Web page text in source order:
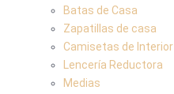
Batas de Casa
Zapatillas de casa
Camisetas de Interior
Lencería Reductora
Medias